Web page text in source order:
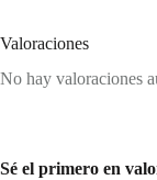
Valoraciones
No hay valoraciones
Sé el primero en